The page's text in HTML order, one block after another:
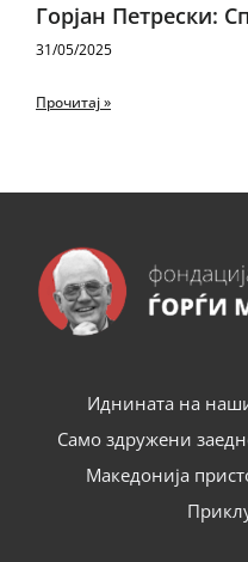
Горјан Петрески:
31/05/2025
Прочитај »
Иднината на
Само здружени
Македонија